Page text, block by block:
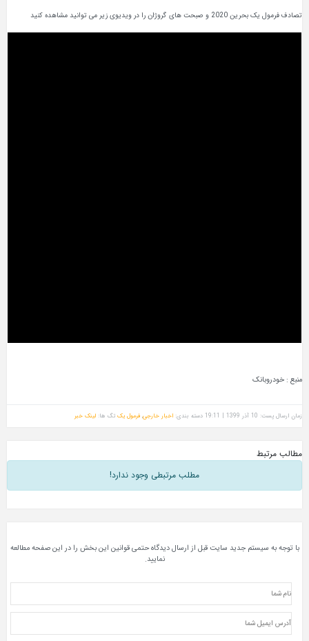
تصادف فرمول یک بحرین 2020 و صبحت های گروژان را در ویدیوی زیر می توانید مشاهده کنید
منبع : خودروبانک
زمان ارسال پست: 10 آذر 1399 | 19:11 دسته بندی: اخبار خارجی, فرمول یک تگ ها: لینک خبر
مطالب مرتبط
مطلب مرتبطی وجود ندارد!
با توجه به سیستم جدید سایت قبل از ارسال دیدگاه حتمی قوانین این بخش را در این صفحه مطالعه
نمایید.